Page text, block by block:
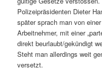
Polizeipräsidenten Dieter
später sprach man von
Arbeitnehmer, mit einer
direkt beurlaubt/gekündigt
Steht man allerdings weit
versetzt.